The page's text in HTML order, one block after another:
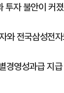
투자 불안이 커
와 전국삼성전
영성과급 지